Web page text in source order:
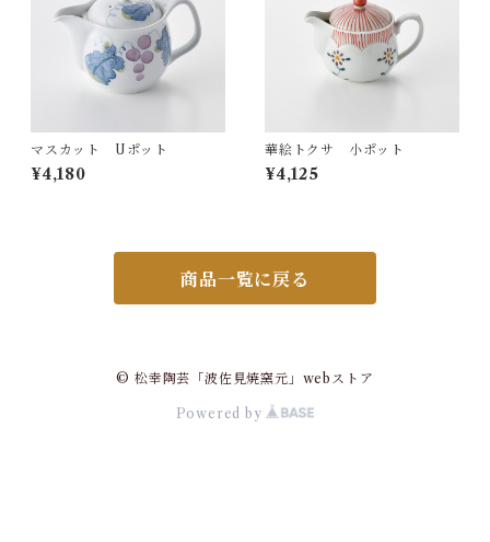
マスカット Uポット
¥4,180
華絵トクサ 小ポット
¥4,125
商品一覧に戻る
© 松幸陶芸「波佐見焼窯元」webストア
Powered by